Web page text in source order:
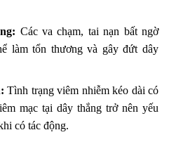
Các va chạm, tai nạn bất ngờ
làm tổn thương và gây đứt dây
Tình trạng viêm nhiễm kéo dài có
mạc tại dây thắng trở nên yếu
có tác động.